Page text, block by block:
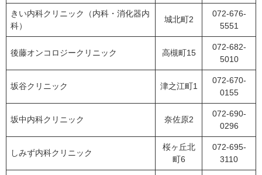
きい内科クリニック（内科・消化器内
科）
城北町2
072-676-
5551
後藤オンコロジークリニック 高槻町15
072-682-
5010
坂谷クリニック 津之江町1
072-670-
0155
坂中内科クリニック 奈佐原2
072-690-
0296
しみず内科クリニック
桜ヶ丘北
町6
072-695-
3110